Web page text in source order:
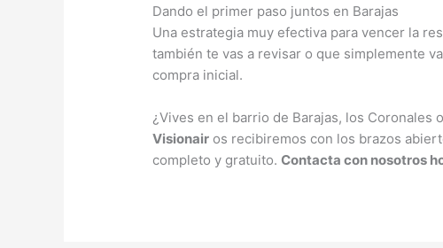
Dando el primer paso juntos en Barajas
Una estrategia muy efectiva para vencer la
también te vas a revisar o que simplemente
compra inicial.
¿Vives en el barrio de Barajas, los Coronales
Visionair os recibiremos con los brazos
completo y gratuito.Contacta con nosotros